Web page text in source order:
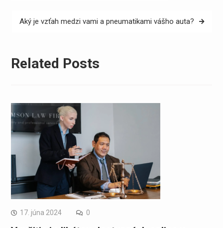
článku
Aký je vzťah medzi vami a pneumatikami vášho auta?
Related Posts
17. júna 2024 0